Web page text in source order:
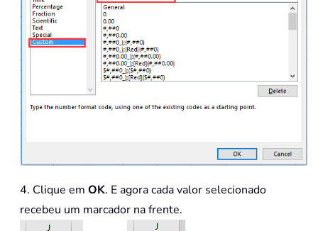
4. Clique em OK. E agora cada valor selecionado
recebeu um marcador na frente.